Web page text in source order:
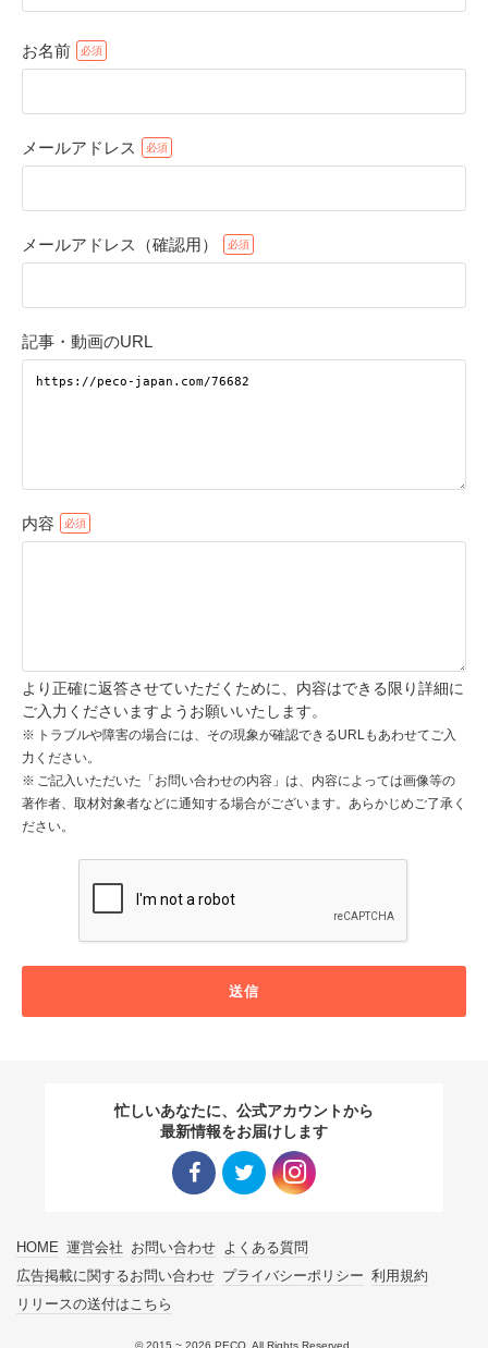
お名前
メールアドレス
メールアドレス（確認用）
記事・動画のURL
内容
より正確に返答させていただくために、内容はできる限り詳細に
ご入力くださいますようお願いいたします。
トラブルや障害の場合には、その現象が確認できるURLもあわせてご入
力ください。
ご記入いただいた「お問い合わせの内容」は、内容によっては画像等の
著作者、取材対象者などに通知する場合がございます。あらかじめご了承く
ださい。
送信
忙しいあなたに、公式アカウントから
最新情報をお届けします
HOME 運営会社 お問い合わせ よくある質問
広告掲載に関するお問い合わせ プライバシーポリシー 利用規約
リリースの送付はこちら
© 2015 ~ 2026 PECO. All Rights Reserved.
アプリで開く